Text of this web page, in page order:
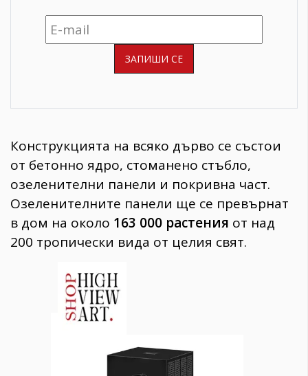
Конструкцията на всяко дърво се състои
от бетонно ядро, стоманено стъбло,
озеленителни панели и покривна част.
Озеленителните панели ще се превърнат
в дом на около 163 000 растения от над
200 тропически вида от целия свят.